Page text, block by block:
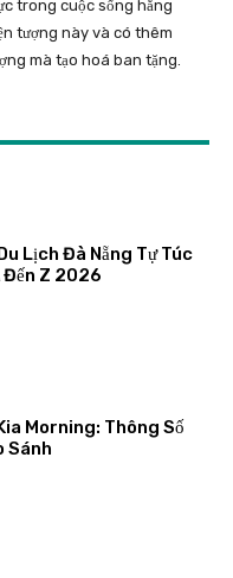
trong cuộc sống hằng
tượng này và có thêm
mà tạo hoá ban tặng.
Lịch Đà Nẵng Tự Túc
Đến Z 2026
Morning: Thông Số
Sánh